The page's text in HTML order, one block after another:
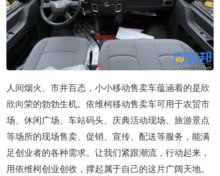
人间烟火、市井百态，小小移动售卖车蕴涵着的是欣
欣向荣的勃勃生机。依维柯移动售卖车可用于农贸市
场、休闲广场、车站码头、庆典活动现场、旅游景点
等场所的现场售卖、促销、宣传、配送等服务，能满
足创业者的各种需求。让我们紧跟潮流，行动起来，
用依维柯创业创收，撑起属于自己的这片广阔天地。